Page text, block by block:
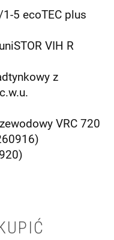
1-5 ecoTEC plus
VIH R
z
VRC 720